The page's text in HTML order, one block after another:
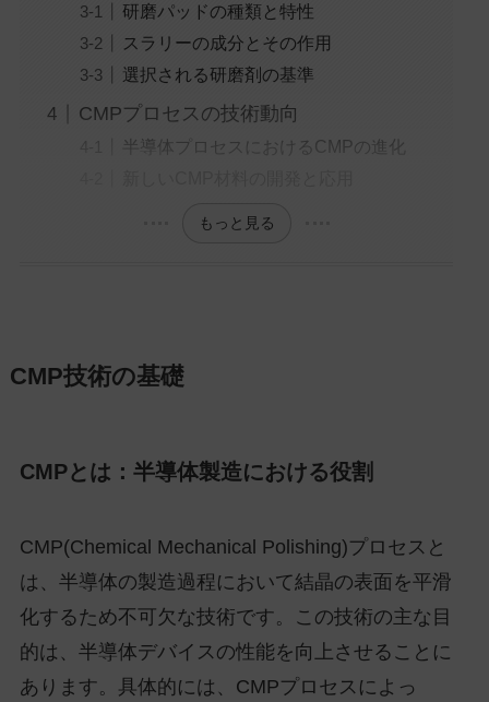
研磨パッドの種類と特性
スラリーの成分とその作用
選択される研磨剤の基準
CMPプロセスの技術動向
半導体プロセスにおけるCMPの進化
もっと見る
CMP技術の基礎
CMPとは：半導体製造における役割
CMP(Chemical Mechanical Polishing)プロセスと
は、半導体の製造過程において結晶の表面を平滑
化するため不可欠な技術です。この技術の主な目
的は、半導体デバイスの性能を向上させることに
あります。具体的には、CMPプロセスによっ